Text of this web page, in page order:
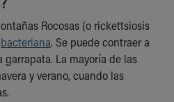
Mobile
Rocosas (o rickettsiosis
bacteriana. Se puede contraer a
La mayoría de las
y verano, cuando las